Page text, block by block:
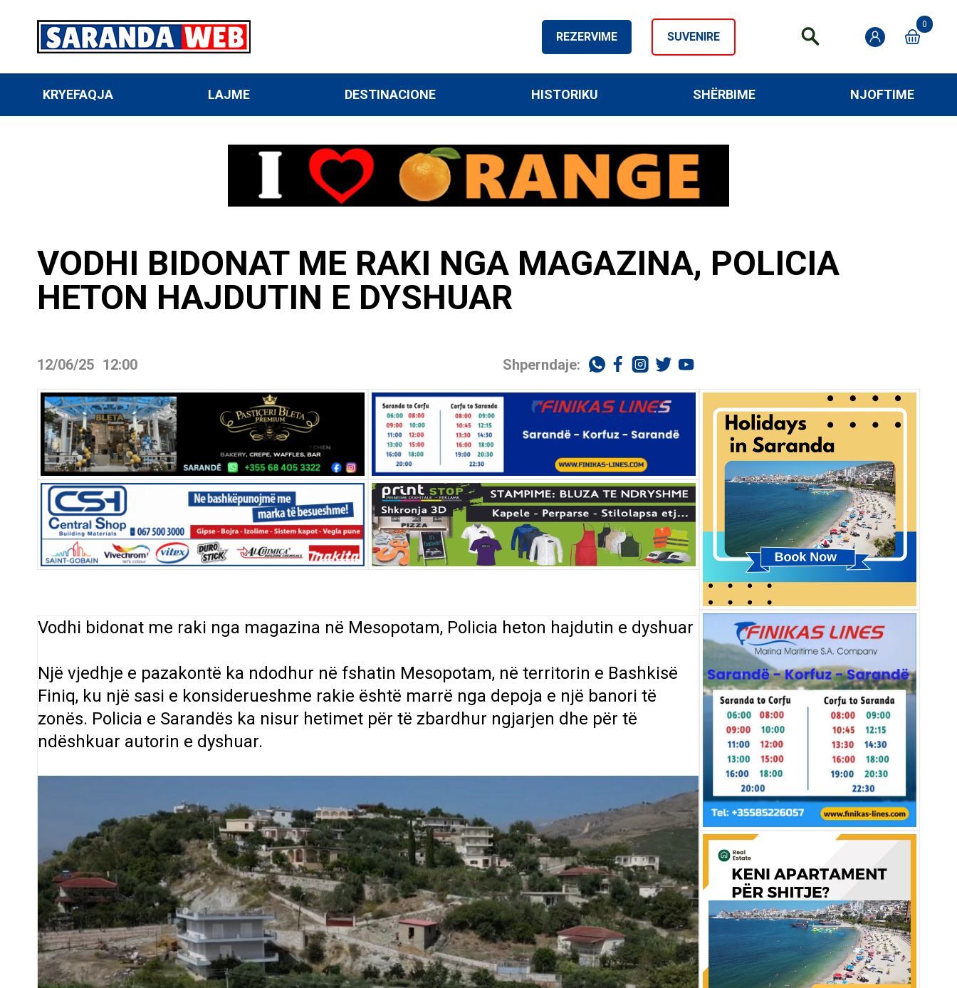
REZERVIME SUVENIRE
0
KRYEFAQJA LAJME DESTINACIONE HISTORIKU SHËRBIME NJOFTIME
VODHI BIDONAT ME RAKI NGA MAGAZINA, POLICIA
HETON HAJDUTIN E DYSHUAR
12/06/25 12:00 Shperndaje:
Vodhi bidonat me raki nga magazina në Mesopotam, Policia heton hajdutin e dyshuar
Një vjedhje e pazakontë ka ndodhur në fshatin Mesopotam, në territorin e Bashkisë
Finiq, ku një sasi e konsiderueshme rakie është marrë nga depoja e një banori të
zonës. Policia e Sarandës ka nisur hetimet për të zbardhur ngjarjen dhe për të
ndëshkuar autorin e dyshuar.